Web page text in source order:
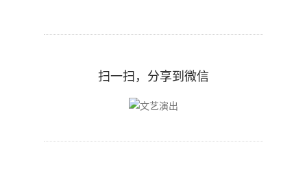
扫一扫，分享到微信